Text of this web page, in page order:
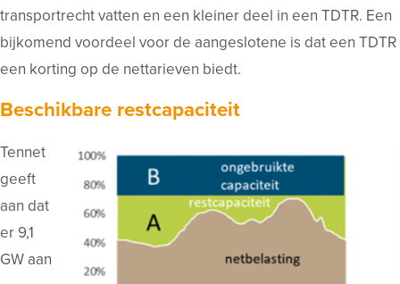
transportrecht vatten en een kleiner deel in een TDTR. Een
bijkomend voordeel voor de aangeslotene is dat een TDTR
een korting op de nettarieven biedt.
Beschikbare restcapaciteit
Tennet
geeft
aan dat
er 9,1
GW aan